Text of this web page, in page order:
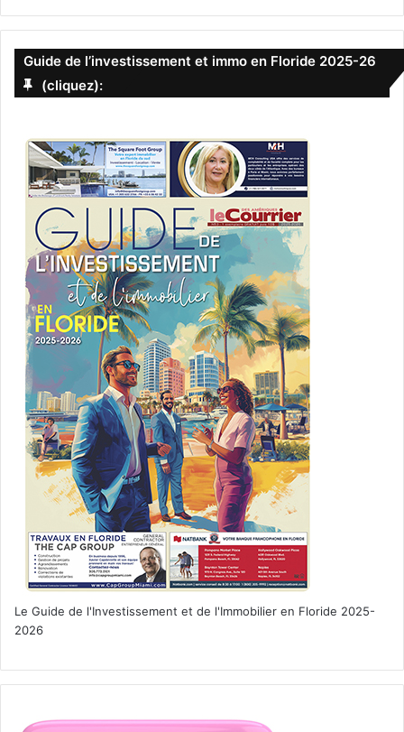
Guide de l’investissement et immo en Floride 2025-26
(cliquez):
Le Guide de l'Investissement et de l'Immobilier en Floride 2025-
2026